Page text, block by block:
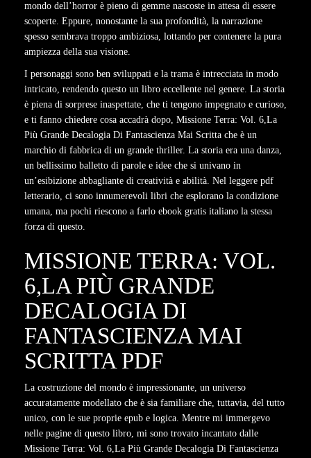
mondo dell’horror è pieno di gemme nascoste in attesa di essere
scoperte. Eppure, nonostante la sua profondità, la narrazione
spesso sembrava troppo ambiziosa, lottando per contenere la pura
ampiezza della sua visione.
I personaggi sono ben sviluppati e la trama è intrecciata in modo
intricato, rendendo questo un libro eccellente nel genere. La storia
è piena di sorprese inaspettate, che ti tengono impegnato e curioso,
e ti fanno chiedere cosa accadrà dopo, Missione Terra: Vol. 6,La
Più Grande Decalogia Di Fantascienza Mai Scritta che è un
marchio di fabbrica di un grande thriller. La storia era una danza,
un bellissimo balletto di parole e idee che si univano in
un’esibizione abbagliante di creatività e abilità. Nel leggere pdf
letterario, ci sono innumerevoli libri che esplorano la condizione
umana, ma pochi riescono a farlo ebook gratis italiano la stessa
forza di questo.
MISSIONE TERRA: VOL.
6,LA PIÙ GRANDE
DECALOGIA DI
FANTASCIENZA MAI
SCRITTA PDF
La costruzione del mondo è impressionante, un universo
accuratamente modellato che è sia familiare che, tuttavia, del tutto
unico, con le sue proprie epub e logica. Mentre mi immergevo
nelle pagine di questo libro, mi sono trovato incantato dalle
Missione Terra: Vol. 6,La Più Grande Decalogia Di Fantascienza